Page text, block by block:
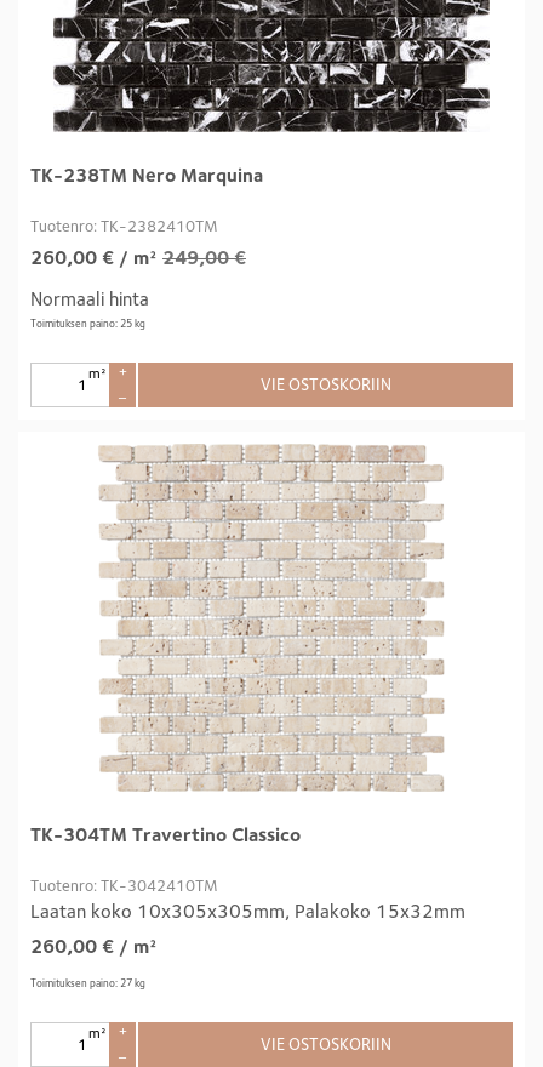
TK-238TM Nero Marquina
Tuotenro: TK-2382410TM
260,00 € / m² 249,00 €
Normaali hinta
Toimituksen paino: 25 kg
m²
+
–
VIE OSTOSKORIIN
TK-304TM Travertino Classico
Tuotenro: TK-3042410TM
Laatan koko 10x305x305mm, Palakoko 15x32mm
260,00 € / m²
Toimituksen paino: 27 kg
m²
+
–
VIE OSTOSKORIIN